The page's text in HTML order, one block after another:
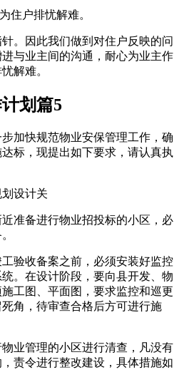
住户排忧解难。
。因此我们做到对住户反映的问
与业主间的沟通，耐心为业主作
解难。
划篇5
加快规范物业安保管理工作，确
标，现提出如下要求，请认真执
设计关
准备进行物业招投标的小区，必
验收备案之前，必须安装好监控
。在设计阶段，要向县开发、物
工图、平面图，要求监控和巡更
角，待审查合格后方可进行施
业管理的小区进行清查，凡没有
责令进行整改建设，具体措施如